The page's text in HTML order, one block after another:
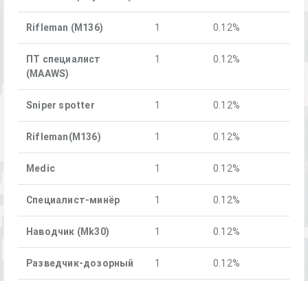
Rifleman (M136) 1 0.12%
ПТ специалист
(MAAWS)
1 0.12%
Sniper spotter 1 0.12%
Rifleman(M136) 1 0.12%
Medic 1 0.12%
Специалист-минёр 1 0.12%
Наводчик (Mk30) 1 0.12%
Разведчик-дозорный 1 0.12%